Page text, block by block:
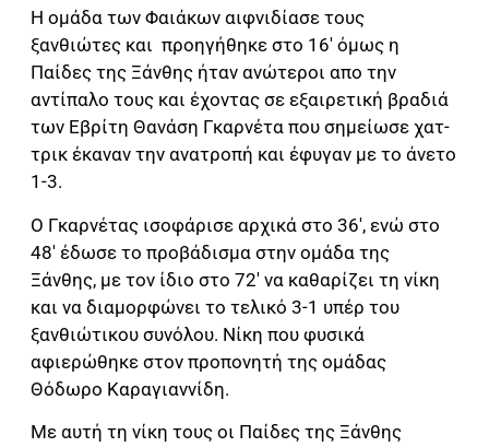
Η ομάδα των Φαιάκων αιφνιδίασε τους
ξανθιώτες και προηγήθηκε στο 16′ όμως η
Παίδες της Ξάνθης ήταν ανώτεροι απο την
αντίπαλο τους και έχοντας σε εξαιρετική βραδιά
των Εβρίτη Θανάση Γκαρνέτα που σημείωσε χατ-
τρικ έκαναν την ανατροπή και έφυγαν με το άνετο
1-3.
Ο Γκαρνέτας ισοφάρισε αρχικά στο 36′, ενώ στο
48′ έδωσε το προβάδισμα στην ομάδα της
Ξάνθης, με τον ίδιο στο 72′ να καθαρίζει τη νίκη
και να διαμορφώνει το τελικό 3-1 υπέρ του
ξανθιώτικου συνόλου. Νίκη που φυσικά
αφιερώθηκε στον προπονητή της ομάδας
Θόδωρο Καραγιαννίδη.
Με αυτή τη νίκη τους οι Παίδες της Ξάνθης